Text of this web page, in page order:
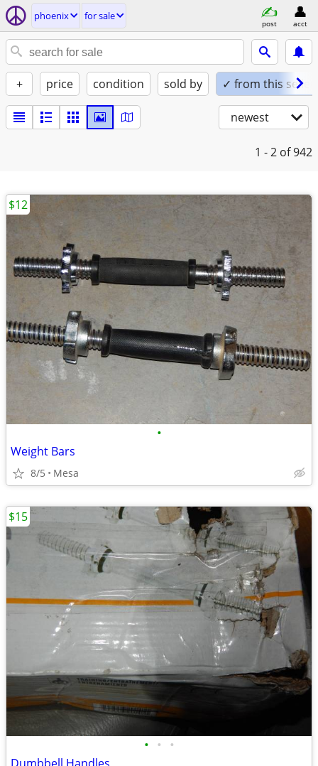
phoenix for sale
post acct
+ price condition sold by ✓ from this seller
newest
1 - 2 of 942
•
Weight Bars
8/5 Mesa
$12
• • •
$15